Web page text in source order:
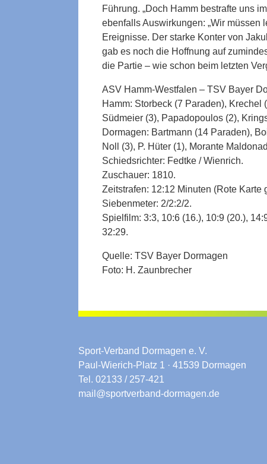
Führung. „Doch Hamm bestrafte uns
ebenfalls Auswirkungen: „Wir müssen
Ereignisse. Der starke Konter von
gab es noch die Hoffnung auf
die Partie – wie schon beim letzten
ASV Hamm-Westfalen – TSV Bayer
Hamm: Storbeck (7 Paraden), Krechel
Südmeier (3), Papadopoulos (2),
Dormagen: Bartmann (14 Paraden),
Noll (3), P. Hüter (1), Morante
Schiedsrichter: Fedtke / Wienrich.
Zuschauer: 1810.
Zeitstrafen: 12:12 Minuten (Rote Karte
Siebenmeter: 2/2:2/2.
Spielfilm: 3:3, 10:6 (16.), 10:9 (20.),
32:29.
Quelle: TSV Bayer Dormagen
Foto: H. Zaunbrecher
Sport-Verband Dormagen e. V.
Paul-Wierich-Platz 1 · 41539 Dormagen
Tel. 02133 / 257-421
mail@sportverband-dormagen.de